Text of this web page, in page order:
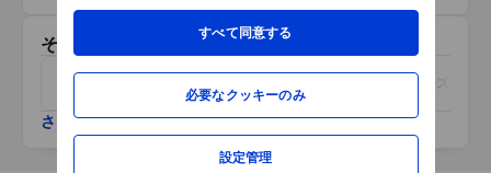
すべて同意する
必要なクッキーのみ
設定管理
その他関連銘柄
アボットラボラトリーズ
さらに表示